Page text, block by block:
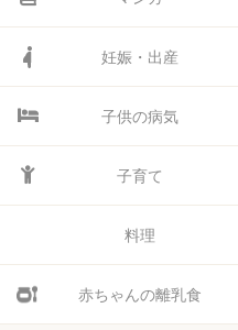
妊娠・出産
子供の病気
子育て
料理
赤ちゃんの離乳食